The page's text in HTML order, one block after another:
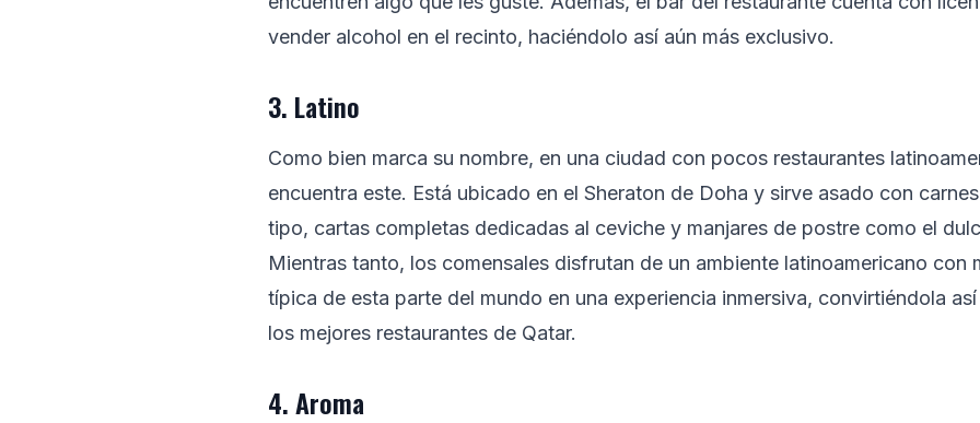
vender alcohol en el recinto, haciéndolo así aún más exclusivo.
3. Latino
Como bien marca su nombre, en una ciudad con pocos restaurantes
encuentra este. Está ubicado en el Sheraton de Doha y sirve asado con
tipo, cartas completas dedicadas al ceviche y manjares de postre como el
Mientras tanto, los comensales disfrutan de un ambiente latinoamericano con
típica de esta parte del mundo en una experiencia inmersiva, convirtiéndola
los mejores restaurantes de Qatar.
4. Aroma